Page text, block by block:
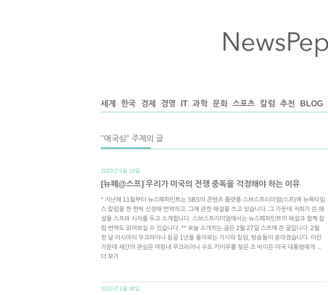
세계 한국 경제 경영 IT 과학 문화 스포츠 칼럼 추천 BLOG
"애국심" 주제의 글
2023년 5월 19일.
[뉴페@스프] 우리가 미국의 전쟁 중독을 걱정해야 하는 이유
* 지난해 11월부터 뉴스페퍼민트는 SBS의 콘텐츠 플랫폼 스브스프리미엄(스프)에 뉴욕타임
스 칼럼을 한 편씩 선정해 번역하고, 그에 관한 해설을 쓰고 있습니다. 그 가운데 저희가 쓴 해
설을 스프와 시차를 두고 소개합니다. 스브스프리미엄에서는 뉴스페퍼민트의 해설과 함께 칼
럼 번역도 읽어보실 수 있습니다. ** 오늘 소개하는 글은 2월 27일 스프에 쓴 글입니다. 2월
한 달 러시아의 우크라이나 침공 1년을 돌아보는 기사와 칼럼, 방송들이 쏟아졌습니다. 이런
가운데 세간의 관심은 마침내 우크라이나 수도 키이우를 찾은 조 바이든 미국 대통령에게
→
더 보기
2015년 1월 30일.